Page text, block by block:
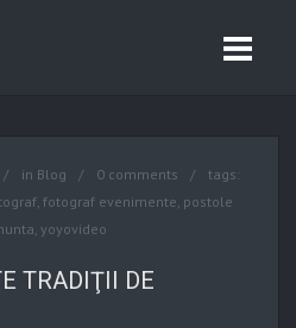
in Blog 0 comments
tags:
, fotograf evenimente, postole
, yoyovideo
TRADIŢII DE